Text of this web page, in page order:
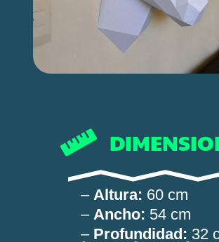
– Altura: 60 cm
– Ancho: 54 cm
– Profundidad: 32